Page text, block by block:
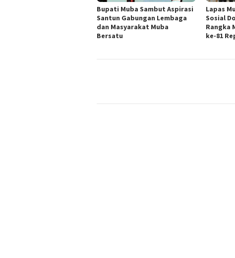
Bupati Muba Sambut Aspirasi
Santun Gabungan Lembaga
dan Masyarakat Muba
Bersatu
Lapas
Sosial
Rangka
ke-81